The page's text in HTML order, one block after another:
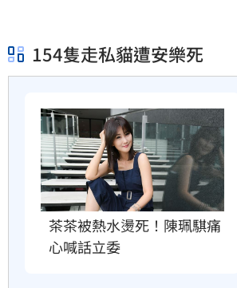
154隻走私貓遭安樂死
茶茶被熱水燙死！陳珮騏痛
心喊話立委